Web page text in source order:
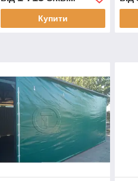
монтажем Тент Строй
Купити